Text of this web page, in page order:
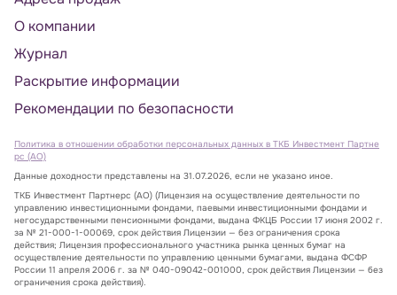
О компании
Журнал
Раскрытие информации
Рекомендации по безопасности
Политика в отношении обработки персональных данных в ТКБ Инвестмент Партне
рс (АО)
Данные доходности представлены на 31.07.2026, если не указано иное.
ТКБ Инвестмент Партнерс (АО) (Лицензия на осуществление деятельности по
управлению инвестиционными фондами, паевыми инвестиционными фондами и
негосударственными пенсионными фондами, выдана ФКЦБ России 17 июня 2002 г.
за № 21-000-1-00069, срок действия Лицензии — без ограничения срока
действия; Лицензия профессионального участника рынка ценных бумаг на
осуществление деятельности по управлению ценными бумагами, выдана ФСФР
России 11 апреля 2006 г. за № 040-09042-001000, срок действия Лицензии — без
ограничения срока действия).